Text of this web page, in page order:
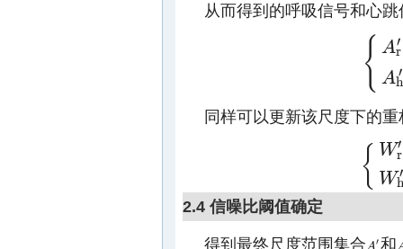
从而得到的呼吸信号和心
{ Ar
′
Ah
′
{A
同样可以更新该尺度下的
{ Wr
′
W′
{W ′
2.4 信噪比阈值确定
得到最终尺度范围集合
′ 和